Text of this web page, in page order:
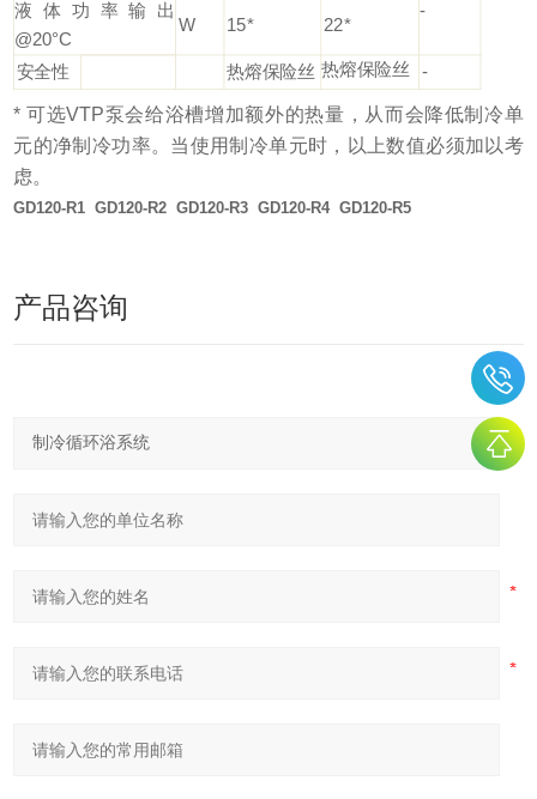
液体功率输出
@20°C
W 15* 22*
-
安全性 热熔保险丝 热熔保险丝 -
* 可选VTP泵会给浴槽增加额外的热量，从而会降低制冷单
元的净制冷功率。当使用制冷单元时，以上数值必须加以考
虑。
GD120-R1 GD120-R2 GD120-R3 GD120-R4 GD120-R5
产品咨询